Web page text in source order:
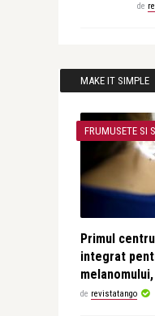
de
MAKE IT SIMPLE
FRUMUSETE SI
Primul
integrat
de revistatango